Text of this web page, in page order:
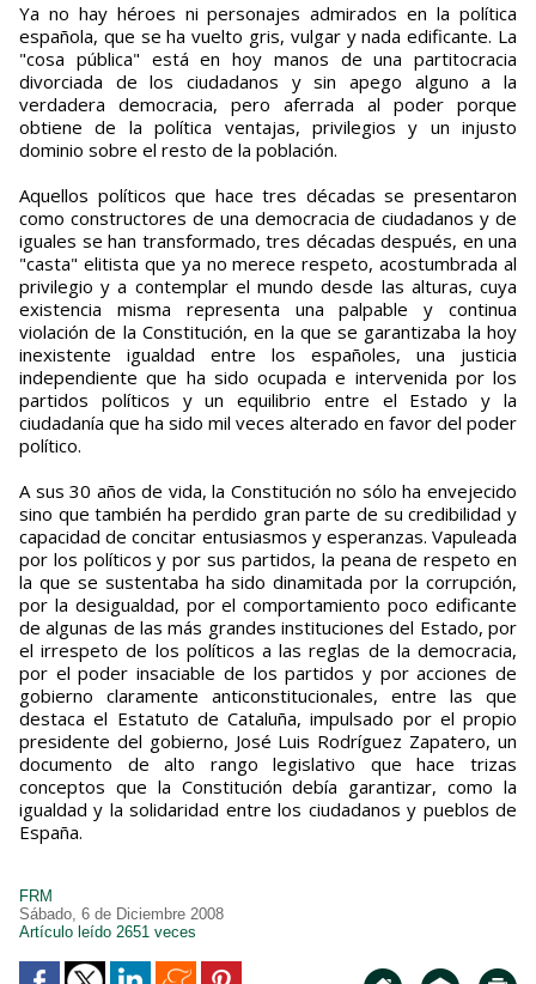
Ya no hay héroes ni personajes admirados en la política
española, que se ha vuelto gris, vulgar y nada edificante. La
"cosa pública" está en hoy manos de una partitocracia
divorciada de los ciudadanos y sin apego alguno a la
verdadera democracia, pero aferrada al poder porque
obtiene de la política ventajas, privilegios y un injusto
dominio sobre el resto de la población.
Aquellos políticos que hace tres décadas se presentaron
como constructores de una democracia de ciudadanos y de
iguales se han transformado, tres décadas después, en una
"casta" elitista que ya no merece respeto, acostumbrada al
privilegio y a contemplar el mundo desde las alturas, cuya
existencia misma representa una palpable y continua
violación de la Constitución, en la que se garantizaba la hoy
inexistente igualdad entre los españoles, una justicia
independiente que ha sido ocupada e intervenida por los
partidos políticos y un equilibrio entre el Estado y la
ciudadanía que ha sido mil veces alterado en favor del poder
político.
A sus 30 años de vida, la Constitución no sólo ha envejecido
sino que también ha perdido gran parte de su credibilidad y
capacidad de concitar entusiasmos y esperanzas. Vapuleada
por los políticos y por sus partidos, la peana de respeto en
la que se sustentaba ha sido dinamitada por la corrupción,
por la desigualdad, por el comportamiento poco edificante
de algunas de las más grandes instituciones del Estado, por
el irrespeto de los políticos a las reglas de la democracia,
por el poder insaciable de los partidos y por acciones de
gobierno claramente anticonstitucionales, entre las que
destaca el Estatuto de Cataluña, impulsado por el propio
presidente del gobierno, José Luis Rodríguez Zapatero, un
documento de alto rango legislativo que hace trizas
conceptos que la Constitución debía garantizar, como la
igualdad y la solidaridad entre los ciudadanos y pueblos de
España.
FRM
Sábado, 6 de Diciembre 2008
Artículo leído 2651 veces